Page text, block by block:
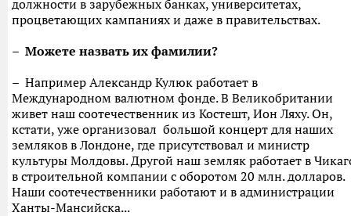
должности в зарубежных банках, университетах,
процветающих кампаниях и даже в правительствах.
– Можете назвать их фамилии?
– Например Александр Кулюк работает в
Международном валютном фонде. В Великобритании
живет наш соотечественник из Костешт, Ион Ляху. Он,
кстати, уже организовал большой концерт для наших
земляков в Лондоне, где присутствовал и министр
культуры Молдовы. Другой наш земляк работает в
в строительной компании с оборотом 20 млн. долларов.
Наши соотечественники работают и в администрации
Ханты-Мансийска...